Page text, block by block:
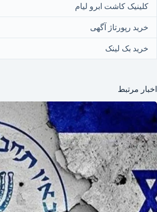
کلینیک کاشت ابرو لیام
خرید رپورتاژ آگهی
خرید بک لینک
اخبار مرتبط